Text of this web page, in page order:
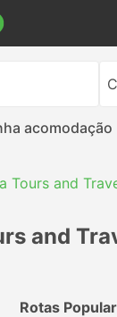
acomodação
Tours and
and
Rotas